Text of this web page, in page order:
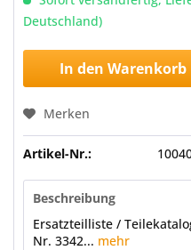
Deutschland)
In den Warenkorb
Merken
Artikel-Nr.:
Beschreibung
Ersatzteilliste /
Nr. 3342... mehr